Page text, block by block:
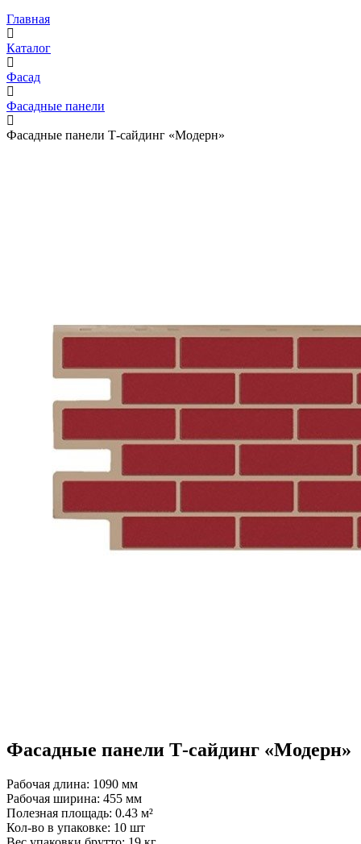
Главная
Каталог
Фасад
Фасадные панели
Фасадные панели Т-сайдинг «Модерн»
Фасадные панели Т-сайдинг «Модерн»
Рабочая длина: 1090 мм
Рабочая ширина: 455 мм
Полезная площадь: 0.43 м²
Кол-во в упаковке: 10 шт